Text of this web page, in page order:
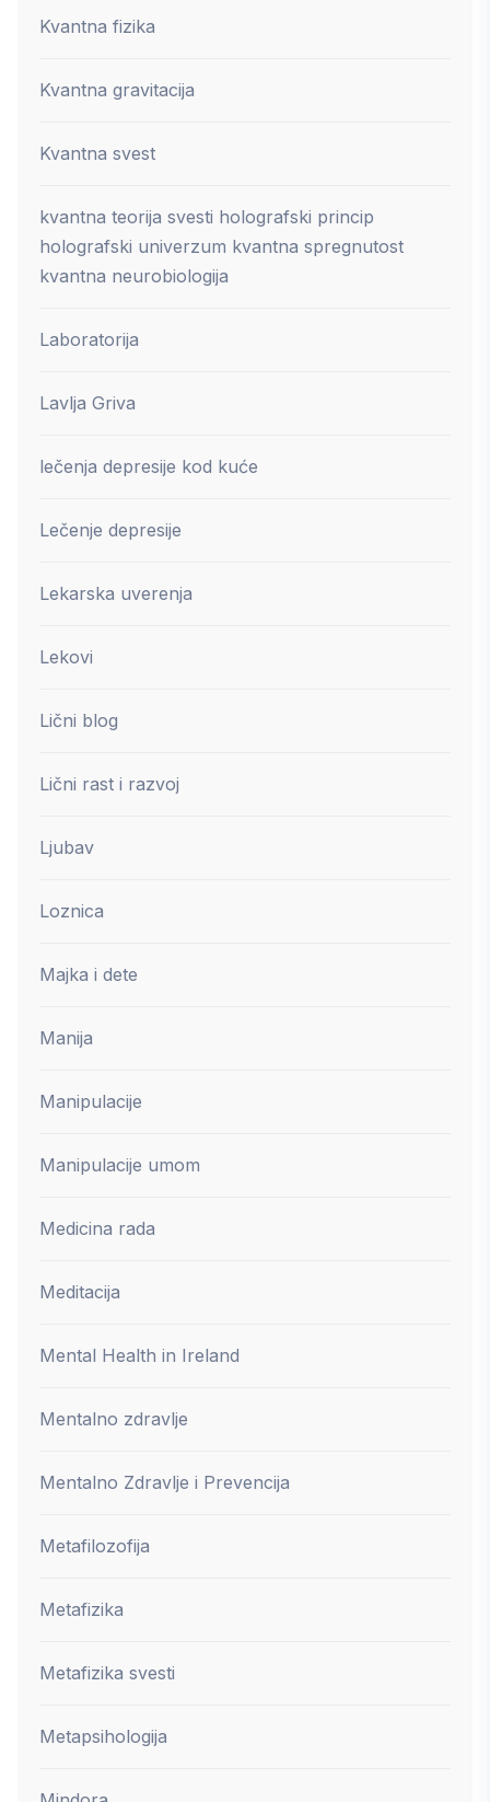
Kvantna fizika
Kvantna gravitacija
Kvantna svest
kvantna teorija svesti holografski princip
holografski univerzum kvantna spregnutost
kvantna neurobiologija
Laboratorija
Lavlja Griva
lečenja depresije kod kuće
Lečenje depresije
Lekarska uverenja
Lekovi
Lični blog
Lični rast i razvoj
Ljubav
Loznica
Majka i dete
Manija
Manipulacije
Manipulacije umom
Medicina rada
Meditacija
Mental Health in Ireland
Mentalno zdravlje
Mentalno Zdravlje i Prevencija
Metafilozofija
Metafizika
Metafizika svesti
Metapsihologija